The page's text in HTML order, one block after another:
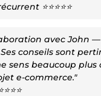
⭐⭐⭐⭐⭐
avec John
conseils sont
sens beaucoup
e-commerce."